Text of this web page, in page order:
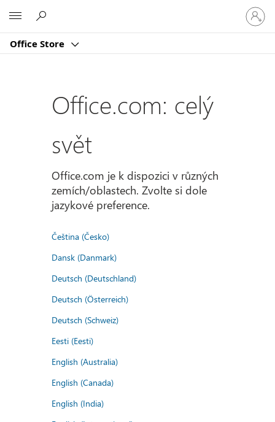
Office Store
se
ke
účtu
Office.com: celý
svět
Office.com je k dispozici v různých
zemích/oblastech. Zvolte si dole
jazykové preference.
Čeština (Česko)
Dansk (Danmark)
Deutsch (Deutschland)
Deutsch (Österreich)
Deutsch (Schweiz)
Eesti (Eesti)
English (Australia)
English (Canada)
English (India)